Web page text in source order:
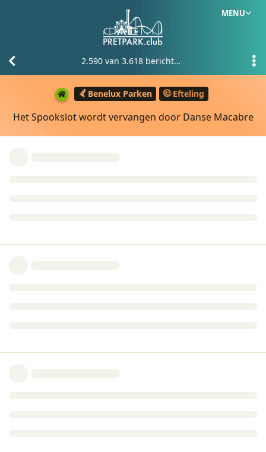
MENU
Benelux Parken Efteling
Het Spookslot wordt vervangen door Danse Macabre
2.590 van 3.618 berichten